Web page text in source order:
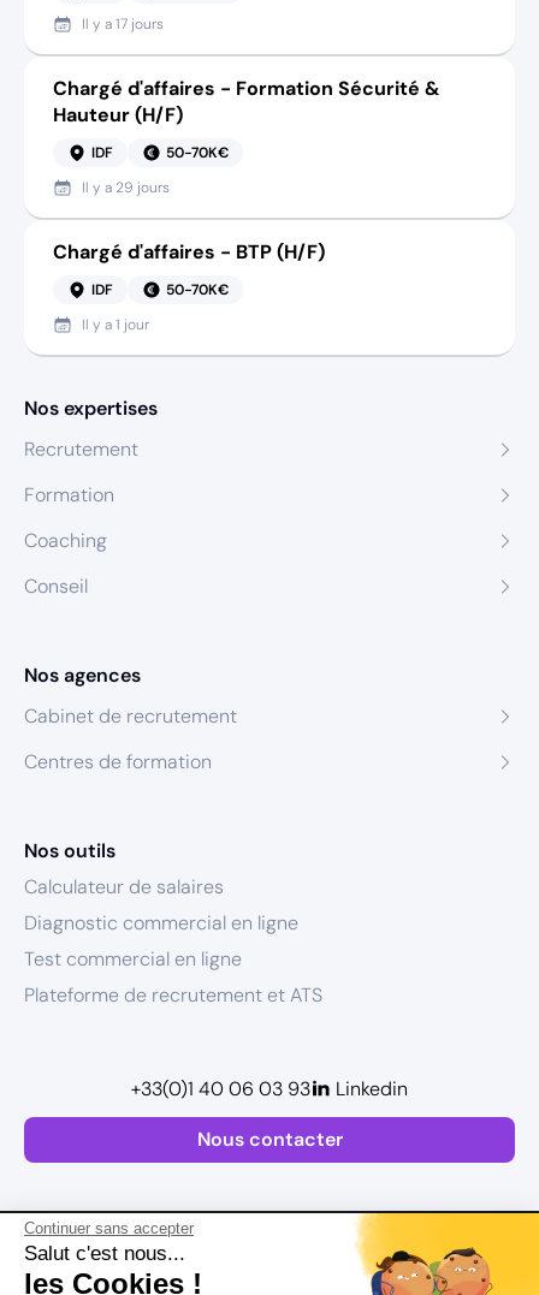
Continuer sans accepter
Salut c'est nous...
les Cookies !
Il y a17 jours
Chargé d'affaires - Formation Sécurité &
Hauteur (H/F)
IDF
50-70K€
Il y a 29 jours
Chargé d'affaires - BTP (H/F)
IDF
50-70K€
Il y a1 jour
Nos expertises
Recrutement
Formation
Coaching
Conseil
Nos agences
Cabinet de recrutement
Centres de formation
Nos outils
Calculateur de salaires
Diagnostic commercial en ligne
Test commercial en ligne
Plateforme de recrutement et ATS
Nous contacter
+33(0)1 40 06 03 93 Linkedin